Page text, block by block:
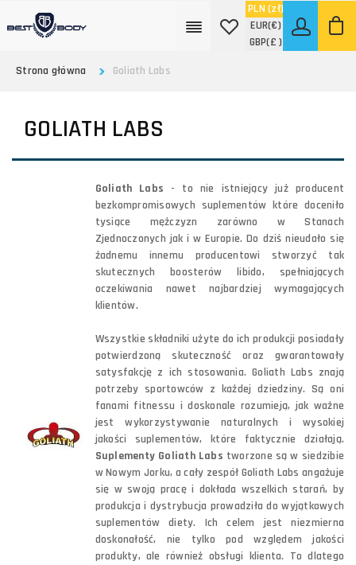
PLN (zł)
EUR(€)
GBP(£ )
Strona główna
Goliath Labs
GOLIATH LABS
Goliath Labs - to nie istniejący już producent
bezkompromisowych suplementów które doceniło
tysiące mężczyzn zarówno w Stanach
Zjednoczonych jak i w Europie. Do dziś nieudało się
żadnemu innemu producentowi stworzyć tak
skutecznych boosterów libido, spełniających
oczekiwania nawet najbardziej wymagających
klientów.
Wszystkie składniki użyte do ich produkcji posiadały
potwierdzoną skuteczność oraz gwarantowały
satysfakcję z ich stosowania. Goliath Labs znają
potrzeby sportowców z każdej dziedziny. Są oni
fanami fitnessu i doskonale rozumieją, jak ważne
jest wykorzystywanie naturalnych i wysokiej
jakości suplementów, które faktycznie działają.
Suplementy Goliath Labs tworzone są w siedzibie
w Nowym Jorku, a cały zespół Goliath Labs angażuje
się w swoją pracę i dokłada wszelkich starań, by
produkcja i dystrybucja prowadziła do wyjątkowych
suplementów diety. Ich celem jest niezmierna
doskonałość, nie tylko pod względem jakości
produkty, ale również obsługi klienta. To dlatego